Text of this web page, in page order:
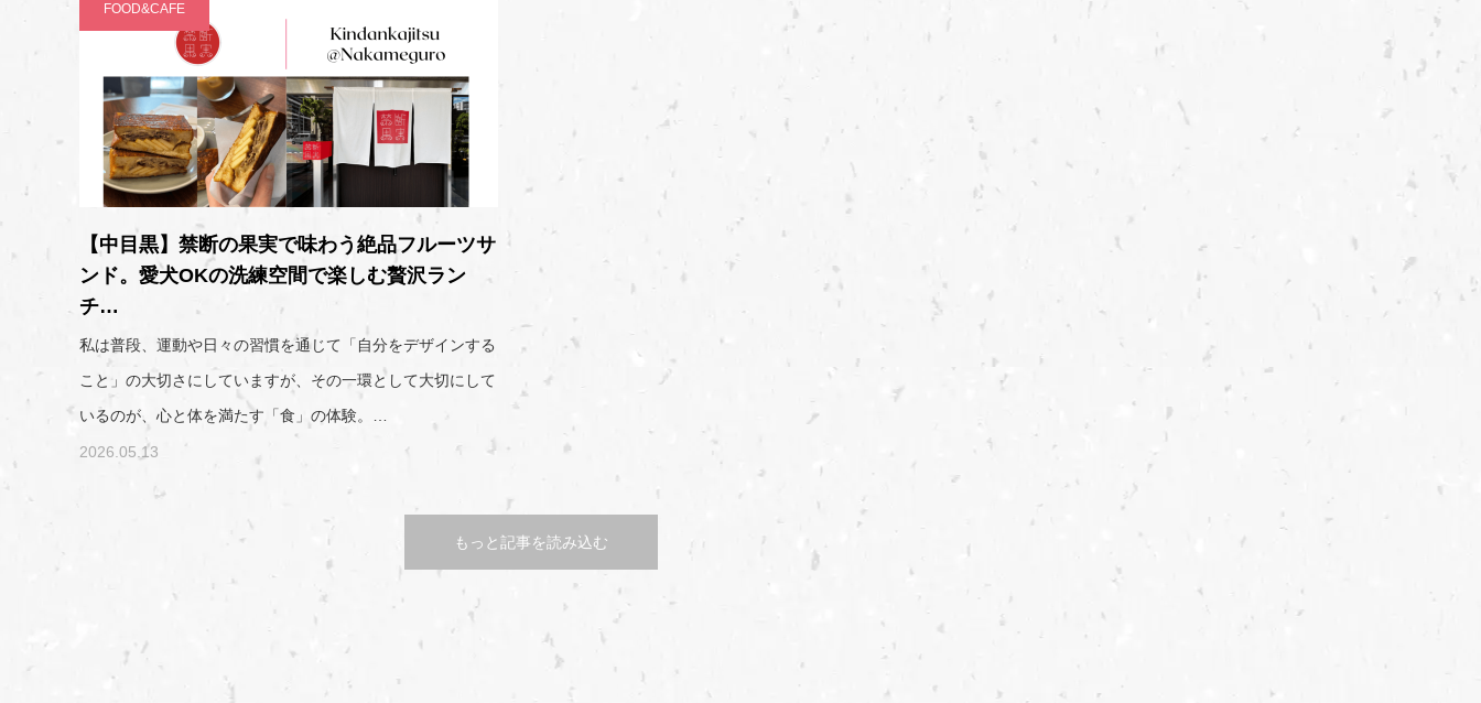
FOOD&CAFE
【中目黒】禁断の果実で味わう絶品フルーツサ
ンド。愛犬OKの洗練空間で楽しむ贅沢ラン
チ…
私は普段、運動や日々の習慣を通じて「自分をデザインする
こと」の大切さにしていますが、その一環として大切にして
いるのが、心と体を満たす「食」の体験。…
2026.05.13
もっと記事を読み込む